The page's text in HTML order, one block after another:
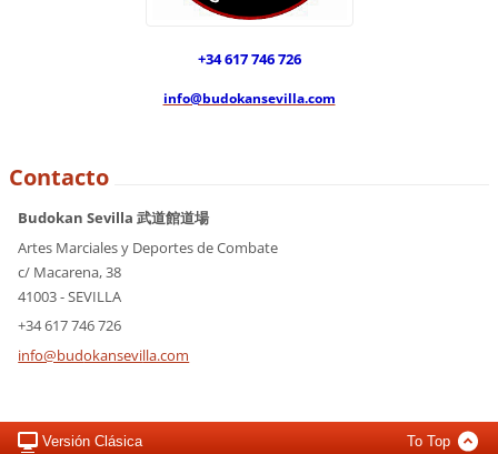
+34 617 746 726
info@budokansevilla.com
Contacto
Budokan Sevilla 武道館道場
Artes Marciales y Deportes de Combate
c/ Macarena, 38
41003 - SEVILLA
+34 617 746 726
info@budokansevilla.com
Versión Clásica To Top